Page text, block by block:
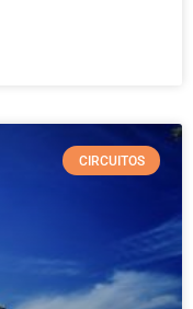
CIRCUITOS